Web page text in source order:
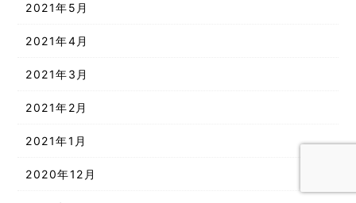
2021年5月
2021年4月
2021年3月
2021年2月
2021年1月
2020年12月